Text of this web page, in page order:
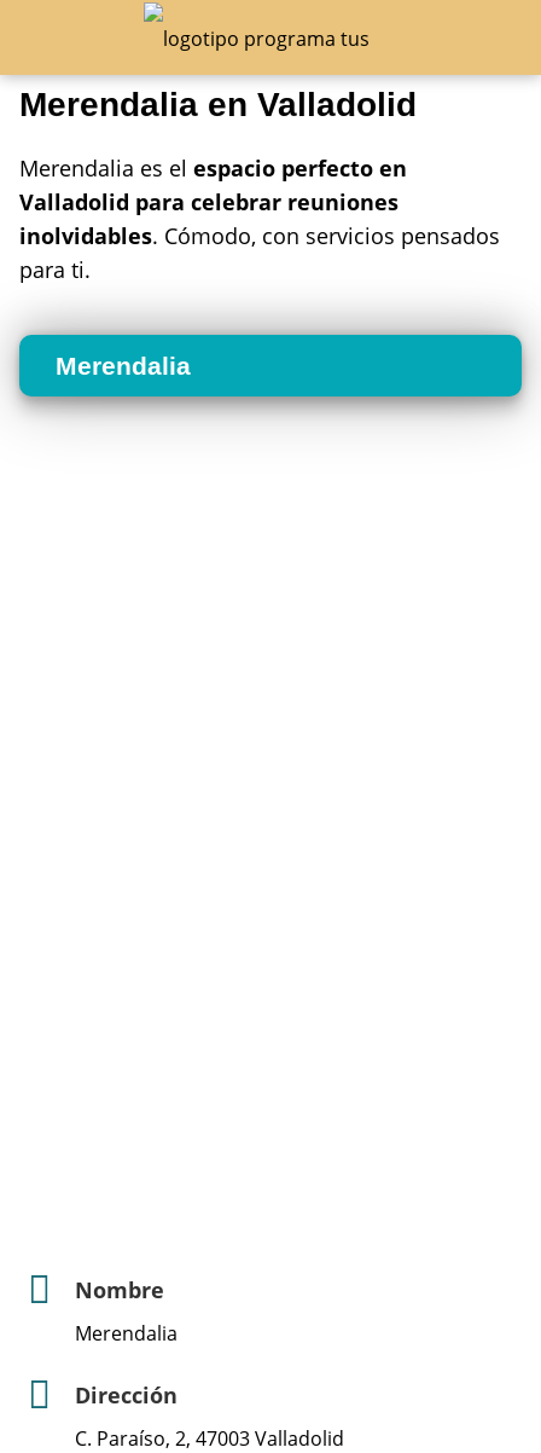
Merendalia en Valladolid
Merendalia es el espacio perfecto en
Valladolid para celebrar reuniones
inolvidables. Cómodo, con servicios pensados
para ti.
Merendalia
Nombre
Merendalia
Dirección
C. Paraíso, 2, 47003 Valladolid